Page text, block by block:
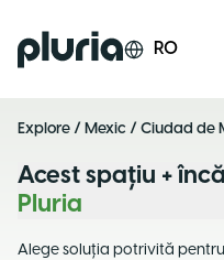
Logo Pluria RO
Explore / Mexic / Ciudad de
Acest spațiu +
Pluria
Alege soluția potrivită